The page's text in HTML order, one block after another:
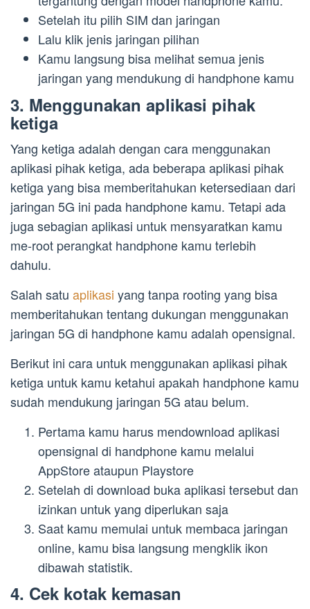
Setelah itu pilih SIM dan jaringan
Lalu klik jenis jaringan pilihan
Kamu langsung bisa melihat semua jenis
jaringan yang mendukung di handphone kamu
3. Menggunakan aplikasi pihak
ketiga
Yang ketiga adalah dengan cara menggunakan
aplikasi pihak ketiga, ada beberapa aplikasi pihak
ketiga yang bisa memberitahukan ketersediaan dari
jaringan 5G ini pada handphone kamu. Tetapi ada
juga sebagian aplikasi untuk mensyaratkan kamu
me-root perangkat handphone kamu terlebih
dahulu.
Salah satu aplikasi yang tanpa rooting yang bisa
memberitahukan tentang dukungan menggunakan
jaringan 5G di handphone kamu adalah opensignal.
Berikut ini cara untuk menggunakan aplikasi pihak
ketiga untuk kamu ketahui apakah handphone kamu
sudah mendukung jaringan 5G atau belum.
Pertama kamu harus mendownload aplikasi
opensignal di handphone kamu melalui
AppStore ataupun Playstore
Setelah di download buka aplikasi tersebut dan
izinkan untuk yang diperlukan saja
Saat kamu memulai untuk membaca jaringan
online, kamu bisa langsung mengklik ikon
dibawah statistik.
4. Cek kotak kemasan